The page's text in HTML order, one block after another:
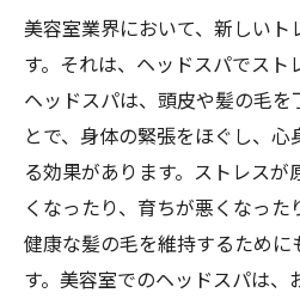
美容室業界において、新しいト
す。それは、ヘッドスパでスト
ヘッドスパは、頭皮や髪の毛
とで、身体の緊張をほぐし、
る効果があります。ストレス
くなったり、育ちが悪くなった
健康な髪の毛を維持するため
す。美容室でのヘッドスパは、